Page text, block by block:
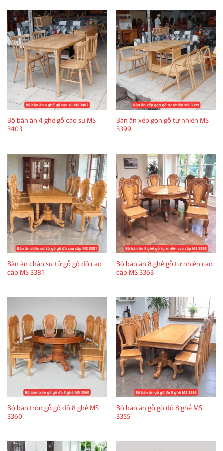
Bộ bàn ăn 4 ghế gỗ cao su MS
3403
Bàn ăn xếp gọn gỗ tự nhiên MS
3399
Bàn ăn chân sư tử gỗ gõ đỏ cao
cấp MS 3381
Bộ bàn ăn 8 ghế gỗ tự nhiên cao
cấp MS 3363
Bộ bàn tròn gỗ gõ đỏ 8 ghế MS
3360
Bộ bàn ăn gỗ gõ đỏ 8 ghế MS
3355